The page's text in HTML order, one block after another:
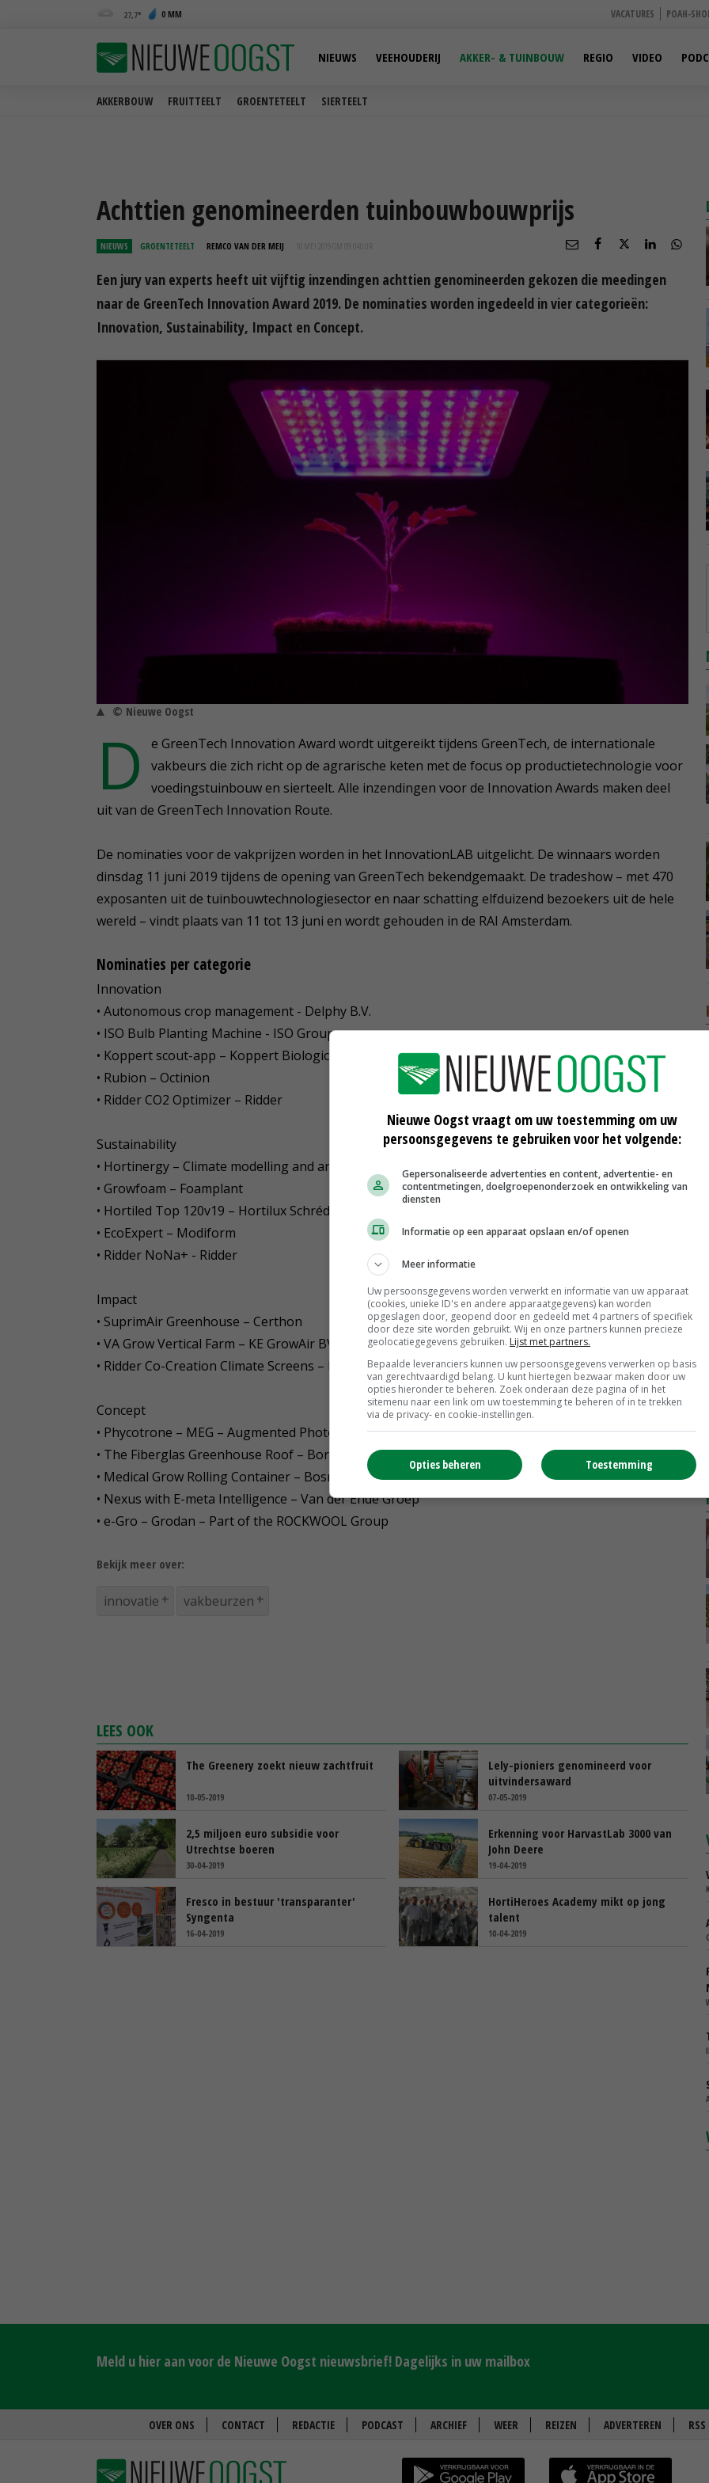
27,7 0 MM VACATURES POAH-
AKKERBOUW FRUITTEELT GROENTETEELT SIERTEELT
NIEUWS VEEHOUDERIJ AKKER- & TUINBOUW REGIO VIDEO
Achttien genomineerden tuinbouwbouwprijs
NIEUWS GROENTETEELT REMCO VAN DER MEIJ 10 MEI 2019 OM 09:04
Een jury van experts heeft uit vijftig inzendingen achttien genomineerden gekozen die meedingen
naar de GreenTech Innovation Award 2019. De nominaties worden ingedeeld in vier categorieën:
Innovation, Sustainability, Impact en Concept.
© Nieuwe Oogst
D
e GreenTech Innovation Award wordt uitgereikt tijdens GreenTech, de internationale
vakbeurs die zich richt op de agrarische keten met de focus op productietechnologie voor
voedingstuinbouw en sierteelt. Alle inzendingen voor de Innovation Awards maken deel
uit van de GreenTech Innovation Route.
De nominaties voor de vakprijzen worden in het InnovationLAB uitgelicht. De winnaars worden
dinsdag 11 juni 2019 tijdens de opening van GreenTech bekendgemaakt. De tradeshow – met 470
exposanten uit de tuinbouwtechnologiesector en naar schatting elfduizend bezoekers uit de hele
wereld – vindt plaats van 11 tot 13 juni en wordt gehouden in de RAI Amsterdam.
Nominaties per categorie
Innovation
• Autonomous crop management - Delphy B.V.
• ISO Bulb Planting Machine - ISO Group
• Koppert scout-app – Koppert Biological Systems
• Rubion – Octinion
• Ridder CO2 Optimizer – Ridder
Sustainability
• Hortinergy – Climate modelling and analysis – Agrithermic
• Growfoam – Foamplant
• Hortiled Top 120v19 – Hortilux Schréder
• EcoExpert – Modiform
• Ridder NoNa+ - Ridder
Impact
• SuprimAir Greenhouse – Certhon
• VA Grow Vertical Farm – KE GrowAir BV + Orange Climate Agri
• Ridder Co-Creation Climate Screens – Ridder
Concept
• Phycotrone – MEG – Augmented Photobiology
• The Fiberglas Greenhouse Roof – Bordeso BV
• Medical Grow Rolling Container – Bosman Van Zaal
• Nexus with E-meta Intelligence – Van der Ende Groep
• e-Gro – Grodan – Part of the ROCKWOOL Group
Bekijk meer over:
innovatie vakbeurzen
LEES OOK
The Greenery zoekt nieuw zachtfruit
10-05-2019
Lely-pioniers genomineerd voor
uitvindersaward
07-05-2019
2,5 miljoen euro subsidie voor
Utrechtse boeren
30-04-2019
Erkenning voor HarvastLab 3000 van
John Deere
19-04-2019
Fresco in bestuur 'transparanter'
Syngenta
16-04-2019
HortiHeroes Academy mikt op jong
talent
10-04-2019
Meld u hier aan voor de Nieuwe Oogst nieuwsbrief! Dagelijks in uw mailbox
OVER ONS CONTACT REDACTIE PODCAST ARCHIEF WEER REIZEN ADVERTEREN RSS
Nieuwe Oogst vraagt om uw toestemming om uw
persoonsgegevens te gebruiken voor het volgende:
Gepersonaliseerde advertenties en content, advertentie- en
contentmetingen, doelgroepenonderzoek en ontwikkeling van
diensten
Informatie op een apparaat opslaan en/of openen
Meer informatie
Uw persoonsgegevens worden verwerkt en informatie van uw apparaat
(cookies, unieke ID's en andere apparaatgegevens) kan worden
opgeslagen door, geopend door en gedeeld met 4 partners of specifiek
door deze site worden gebruikt. Wij en onze partners kunnen precieze
geolocatiegegevens gebruiken. Lijst met partners.
Bepaalde leveranciers kunnen uw persoonsgegevens verwerken op basis
van gerechtvaardigd belang. U kunt hiertegen bezwaar maken door uw
opties hieronder te beheren. Zoek onderaan deze pagina of in het
sitemenu naar een link om uw toestemming te beheren of in te trekken
via de privacy- en cookie-instellingen.
Toestemming
Opties beheren